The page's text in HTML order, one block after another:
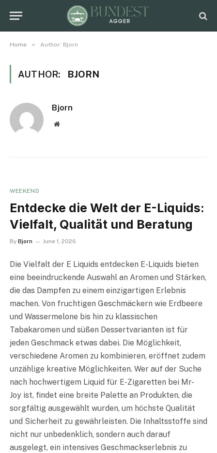
Home » Author: Bjorn
AUTHOR: BJORN
Bjorn
Website
WEEKEND
Entdecke die Welt der E-Liquids:
Vielfalt, Qualität und Beratung
By Bjorn June 1, 2026
Die Vielfalt der E Liquids entdecken E-Liquids bieten
eine beeindruckende Auswahl an Aromen und Stärken,
die das Dampfen zu einem einzigartigen Erlebnis
machen. Von fruchtigen Geschmäckern wie Erdbeere
und Wassermelone bis hin zu klassischen
Tabakaromen und süßen Dessertvarianten ist für
jeden Geschmack etwas dabei. Die Möglichkeit,
verschiedene Aromen zu kombinieren, eröffnet zudem
unzählige kreative Möglichkeiten. Wer auf der Suche
nach hochwertigem Liquid für E-Zigaretten bei Mr-
Joy ist, findet eine breite Palette an Produkten, die
sorgfältig ausgewählt wurden, um höchste Qualität
und Sicherheit zu gewährleisten. Die Inhaltsstoffe sind
nicht nur unbedenklich, sondern auch darauf
ausgelegt, ein intensives Geschmackserlebnis zu